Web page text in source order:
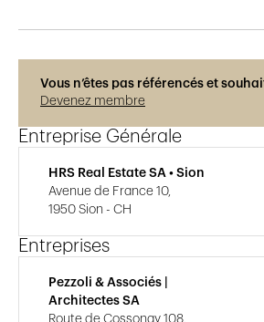
Vous n’êtes pas référencés et
Devenez membre
Entreprise Générale
HRS Real Estate SA • Sion
Avenue de France 10,
1950 Sion - CH
Entreprises
Pezzoli & Associés |
Architectes SA
Route de Cossonay 108,